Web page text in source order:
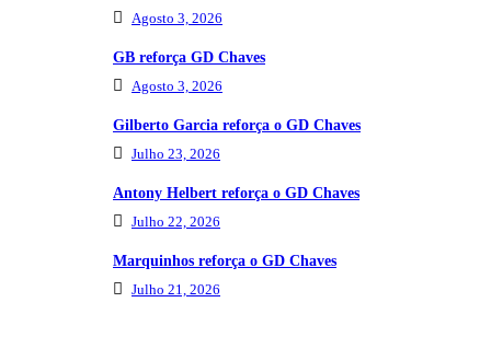
Agosto 3, 2026
GB reforça GD Chaves
Agosto 3, 2026
Gilberto Garcia reforça o GD Chaves
Julho 23, 2026
Antony Helbert reforça o GD Chaves
Julho 22, 2026
Marquinhos reforça o GD Chaves
Julho 21, 2026